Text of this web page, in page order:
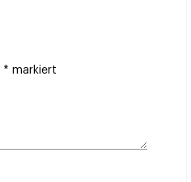
* markiert